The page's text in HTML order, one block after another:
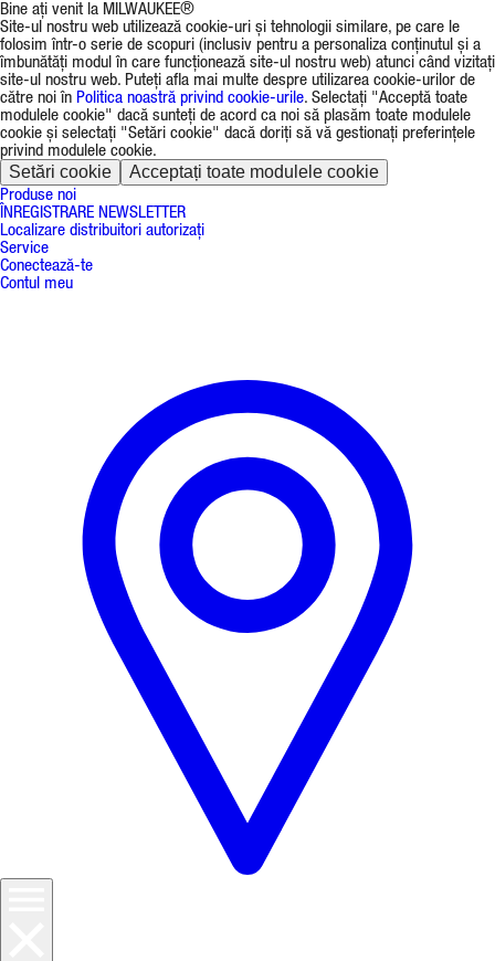
Bine ați venit la MILWAUKEE®
Site-ul nostru web utilizează cookie-uri și tehnologii similare, pe care le
folosim într-o serie de scopuri (inclusiv pentru a personaliza conținutul și a
îmbunătăți modul în care funcționează site-ul nostru web) atunci când vizitați
site-ul nostru web. Puteți afla mai multe despre utilizarea cookie-urilor de
către noi în Politica noastră privind cookie-urile. Selectați "Acceptă toate
modulele cookie" dacă sunteți de acord ca noi să plasăm toate modulele
cookie și selectați "Setări cookie" dacă doriți să vă gestionați preferințele
privind modulele cookie.
Setări cookie Acceptați toate modulele cookie
Produse noi
ÎNREGISTRARE NEWSLETTER
Localizare distribuitori autorizați
Service
Conectează-te
Contul meu